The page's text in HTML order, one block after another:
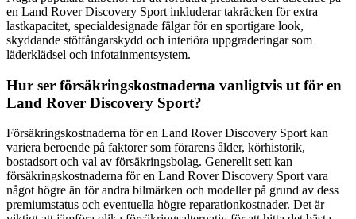
en Land Rover Discovery Sport inkluderar takräcken för extra
lastkapacitet, specialdesignade fälgar för en sportigare look,
skyddande stötfångarskydd och interiöra uppgraderingar som
läderklädsel och infotainmentsystem.
Hur ser försäkringskostnaderna vanligtvis ut för en
Land Rover Discovery Sport?
Försäkringskostnaderna för en Land Rover Discovery Sport kan
variera beroende på faktorer som förarens ålder, körhistorik,
bostadsort och val av försäkringsbolag. Generellt sett kan
försäkringskostnaderna för en Land Rover Discovery Sport vara
något högre än för andra bilmärken och modeller på grund av dess
premiumstatus och eventuella högre reparationkostnader. Det är